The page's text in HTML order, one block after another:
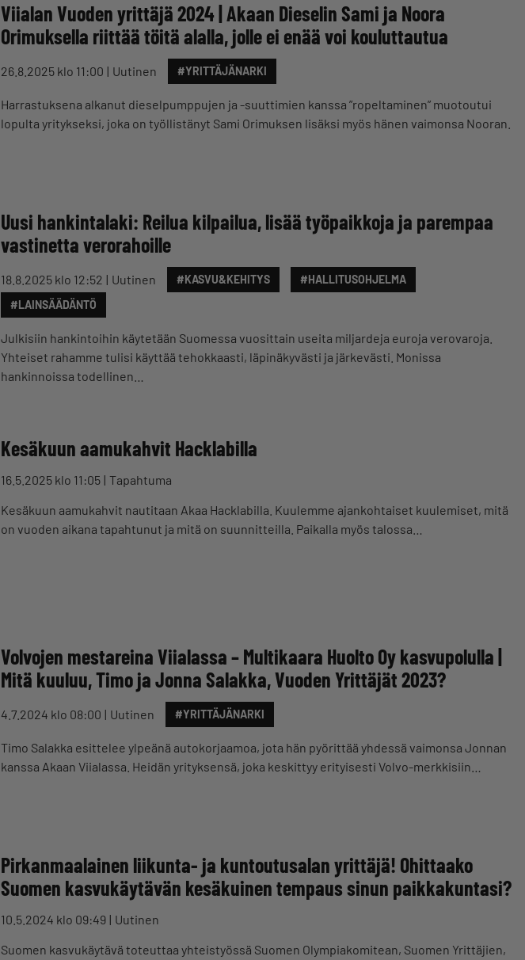
Viialan Vuoden yrittäjä 2024 | Akaan Dieselin Sami ja Noora
Orimuksella riittää töitä alalla, jolle ei enää voi kouluttautua
26.8.2025 klo 11:00 Uutinen #YRITTÄJÄNARKI
Harrastuksena alkanut dieselpumppujen ja -suuttimien kanssa ”ropeltaminen” muotoutui
lopulta yritykseksi, joka on työllistänyt Sami Orimuksen lisäksi myös hänen vaimonsa Nooran.
Uusi hankintalaki: Reilua kilpailua, lisää työpaikkoja ja parempaa
vastinetta verorahoille
18.8.2025 klo 12:52 Uutinen #KASVU&KEHITYS
#HALLITUSOHJELMA
#LAINSÄÄDÄNTÖ
Julkisiin hankintoihin käytetään Suomessa vuosittain useita miljardeja euroja verovaroja.
Yhteiset rahamme tulisi käyttää tehokkaasti, läpinäkyvästi ja järkevästi. Monissa
hankinnoissa todellinen…
Kesäkuun aamukahvit Hacklabilla
16.5.2025 klo 11:05 Tapahtuma
Kesäkuun aamukahvit nautitaan Akaa Hacklabilla. Kuulemme ajankohtaiset kuulemiset, mitä
on vuoden aikana tapahtunut ja mitä on suunnitteilla. Paikalla myös talossa…
Volvojen mestareina Viialassa – Multikaara Huolto Oy kasvupolulla |
Mitä kuuluu, Timo ja Jonna Salakka, Vuoden Yrittäjät 2023?
4.7.2024 klo 08:00 Uutinen #YRITTÄJÄNARKI
Timo Salakka esittelee ylpeänä autokorjaamoa, jota hän pyörittää yhdessä vaimonsa Jonnan
kanssa Akaan Viialassa. Heidän yrityksensä, joka keskittyy erityisesti Volvo-merkkisiin…
Pirkanmaalainen liikunta- ja kuntoutusalan yrittäjä! Ohittaako
Suomen kasvukäytävän kesäkuinen tempaus sinun paikkakuntasi?
10.5.2024 klo 09:49
Uutinen
Suomen kasvukäytävä toteuttaa yhteistyössä Suomen Olympiakomitean, Suomen Yrittäjien,